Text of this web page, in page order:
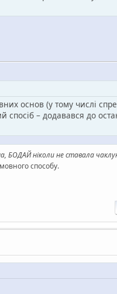
основ (у тому числі
спосіб – додавався до
БОДАЙ ніколи не ставала
способу.